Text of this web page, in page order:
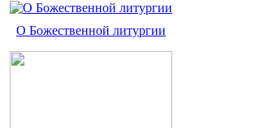
О Божественной литургии